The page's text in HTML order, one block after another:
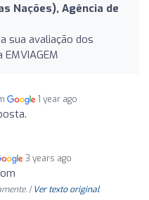
Nações), Agência de
sua avaliação dos
1 year ago
3 years ago
| Ver texto original